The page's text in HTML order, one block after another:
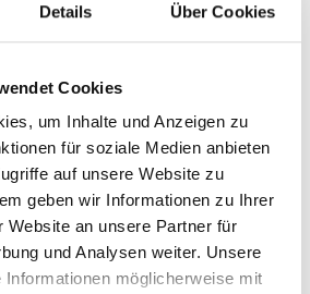
Details Über Cookies
Cookies
um Inhalte und Anzeigen zu
für soziale Medien anbieten
auf unsere Website zu
geben wir Informationen zu Ihrer
Website an unsere Partner für
und Analysen weiter. Unsere
Informationen möglicherweise mit
geht’s länger!
Entwicklung eines